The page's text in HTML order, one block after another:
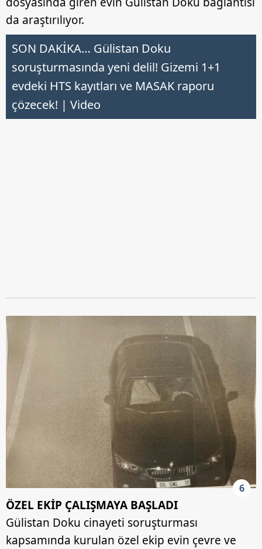
da araştırılıyor.
SON DAKİKA… Gülistan Doku
soruşturmasında yeni delil! Gizemi 1+1
evdeki HTS kayıtları ve MASAK raporu
çözecek! | Video
6
ÖZEL EKİP ÇALIŞMAYA BAŞLADI
Gülistan Doku cinayeti soruşturması
kapsamında kurulan özel ekip evin çevre ve